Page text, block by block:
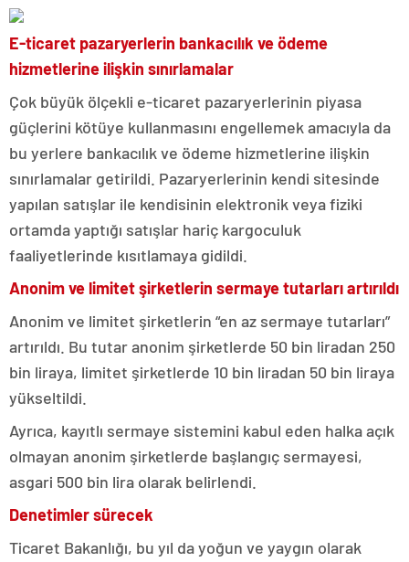
E-ticaret pazaryerlerin bankacılık ve ödeme
hizmetlerine ilişkin sınırlamalar
Çok büyük ölçekli e-ticaret pazaryerlerinin piyasa
güçlerini kötüye kullanmasını engellemek amacıyla da
bu yerlere bankacılık ve ödeme hizmetlerine ilişkin
sınırlamalar getirildi. Pazaryerlerinin kendi sitesinde
yapılan satışlar ile kendisinin elektronik veya fiziki
ortamda yaptığı satışlar hariç kargoculuk
faaliyetlerinde kısıtlamaya gidildi.
Anonim ve limitet şirketlerin sermaye tutarları artırıldı
Anonim ve limitet şirketlerin “en az sermaye tutarları”
artırıldı. Bu tutar anonim şirketlerde 50 bin liradan 250
bin liraya, limitet şirketlerde 10 bin liradan 50 bin liraya
yükseltildi.
Ayrıca, kayıtlı sermaye sistemini kabul eden halka açık
olmayan anonim şirketlerde başlangıç sermayesi,
asgari 500 bin lira olarak belirlendi.
Denetimler sürecek
Ticaret Bakanlığı, bu yıl da yoğun ve yaygın olarak